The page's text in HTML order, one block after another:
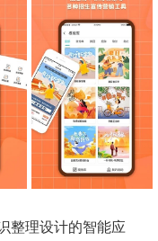
整理设计的智能应